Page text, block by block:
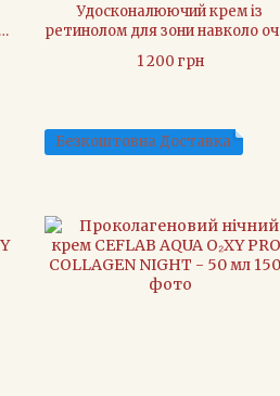
Удосконалюючий крем із
ретинолом для зони навколо
CEFLAB 3R CERAMIDE RETINOL
EYE CREAM - 30 мл
1 200 грн
Безкоштовна Доставка